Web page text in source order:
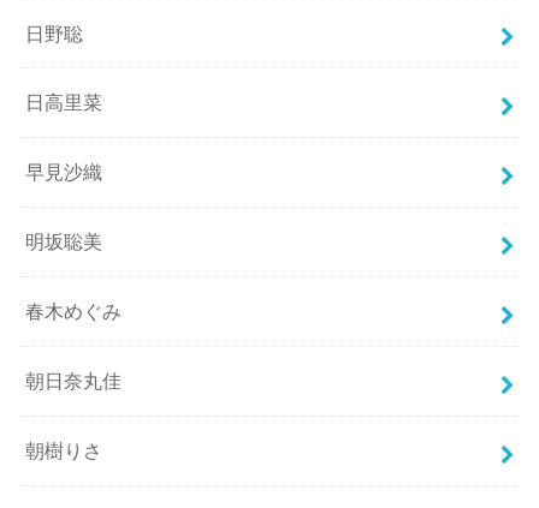
日野聡
日高里菜
早見沙織
明坂聡美
春木めぐみ
朝日奈丸佳
朝樹りさ